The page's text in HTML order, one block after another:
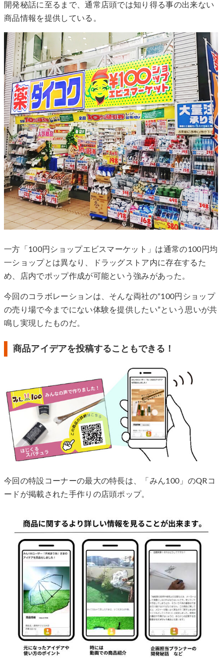
開発秘話に至るまで、通常店頭では知り得る事の出来ない
商品情報を提供している。
一方「100円ショップエビスマーケット」は通常の100円均
一ショップとは異なり、ドラッグストア内に存在するた
め、店内でポップ作成が可能という強みがあった。
今回のコラボレーションは、そんな両社の“100円ショップ
の売り場で今までにない体験を提供したい”という思いが共
鳴し実現したものだ。
商品アイデアを投稿することもできる！
今回の特設コーナーの最大の特長は、「みん100」のQRコ
ードが掲載された手作りの店頭ポップ。